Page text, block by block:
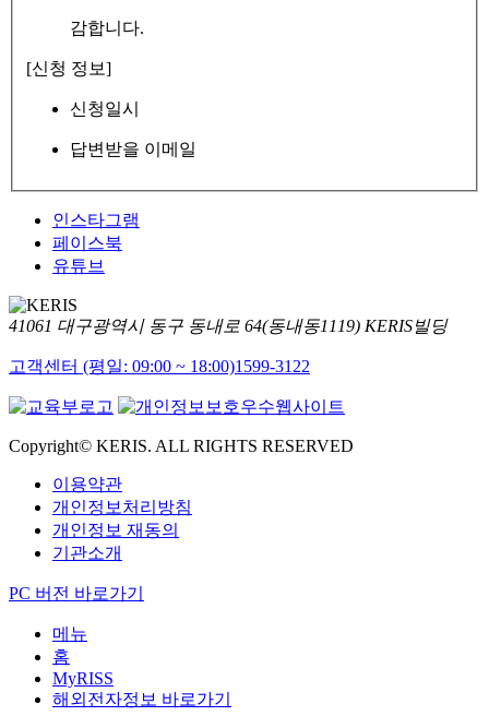
감합니다.
[신청 정보]
신청일시
답변받을 이메일
인스타그램
페이스북
유튜브
41061 대구광역시 동구 동내로 64(동내동1119) KERIS빌딩
고객센터 (평일: 09:00 ~ 18:00)1599-3122
Copyright© KERIS. ALL RIGHTS RESERVED
이용약관
개인정보처리방침
개인정보 재동의
기관소개
PC 버전 바로가기
메뉴
홈
MyRISS
해외전자정보 바로가기